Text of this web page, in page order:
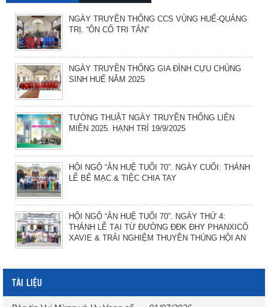
NGÀY TRUYỀN THỐNG CCS VÙNG HUẾ-QUẢNG
TRỊ. “ÔN CỐ TRI TÂN”
NGÀY TRUYỀN THỐNG GIA ĐÌNH CỰU CHỦNG
SINH HUẾ NĂM 2025
TƯỜNG THUẬT NGÀY TRUYỀN THỐNG LIÊN
MIỀN 2025. HẠNH TRÍ 19/9/2025
HỘI NGỘ “ÂN HUỆ TUỔI 70”. NGÀY CUỐI: THÁNH
LỄ BẾ MẠC & TIỆC CHIA TAY
HỘI NGỘ “ÂN HUỆ TUỔI 70”. NGÀY THỨ 4:
THÁNH LỄ TẠI TỪ ĐƯỜNG ĐĐK ĐHY PHANXICÔ
XAVIE & TRẢI NGHIỆM THUYỀN THÚNG HỘI AN
TÀI LIỆU